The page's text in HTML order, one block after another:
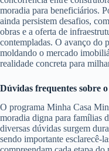
moradia para beneficiários.
ainda persistem desafios,
obras e a oferta de
contempladas. O avanço do
moldando o mercado
realidade concreta para
Dúvidas frequentes sobre
O programa Minha Casa
moradia digna para famílias
diversas dúvidas surgem
sendo importante esclarecê-